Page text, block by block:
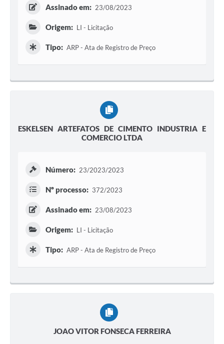
Assinado em: 23/08/2023
Origem: LI - Licitação
Tipo: ARP - Ata de Registro de Preço
ESKELSEN ARTEFATOS DE CIMENTO INDUSTRIA E
COMERCIO LTDA
Número: 23/2023/2023
Nº processo: 372/2023
Assinado em: 23/08/2023
Origem: LI - Licitação
Tipo: ARP - Ata de Registro de Preço
JOAO VITOR FONSECA FERREIRA